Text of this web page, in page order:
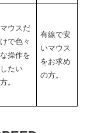
マウスだ
けで色々
な操作を
したい
方。
有線で安
いマウス
をお求め
の方。